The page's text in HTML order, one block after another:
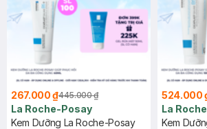
267.000 ₫445.000 ₫
La Roche-Posay
Kem Dưỡng La Roche-Posay
524.000
La
Kem